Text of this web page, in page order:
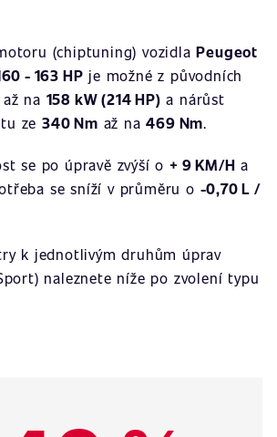
(chiptuning) vozidlaPeugeot
- 163 HP je možné z původních
až na 158 kW (214 HP) a nárůst
ze340 Nm až na469 Nm.
se po úpravě zvýší o + 9 KM/H a
se sníží v průměru o -0,70 L /
k jednotlivým druhům úprav
naleznete níže po zvolení typu